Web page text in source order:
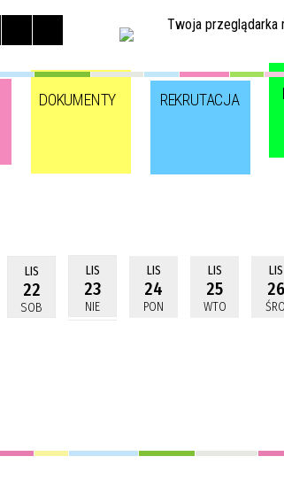
Twoja przeglądarka
DOKUMENTY REKRUTACJA
LIS
22
SOB
LIS
23
NIE
LIS
24
PON
LIS
25
WTO
LIS
26
ŚRO